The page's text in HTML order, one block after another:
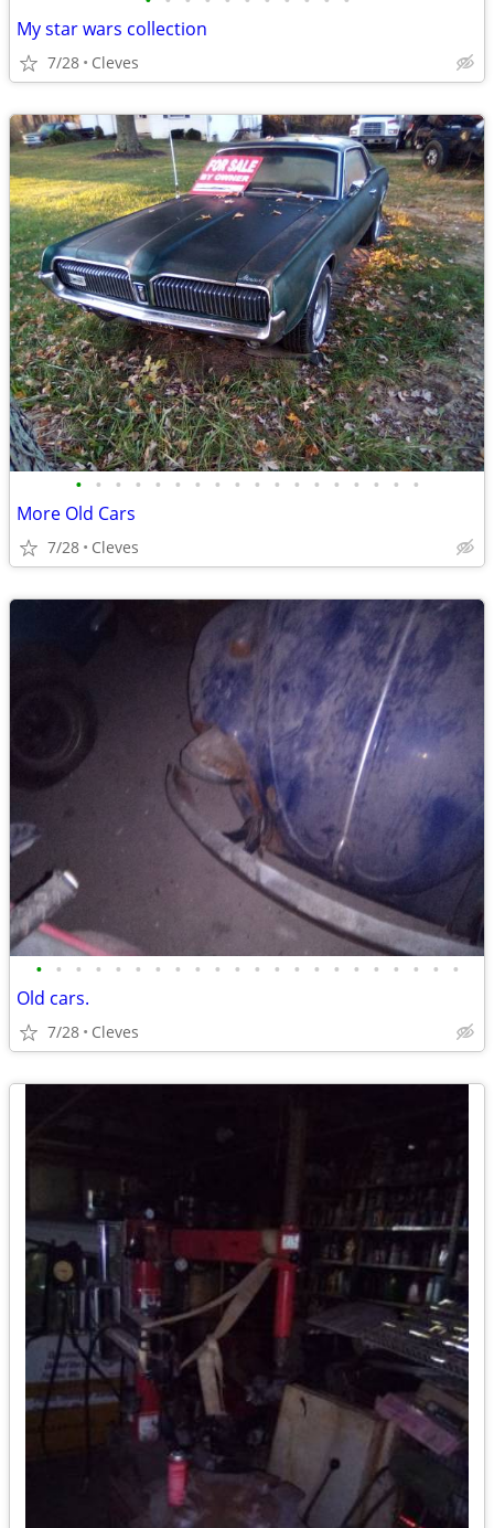
My star wars collection
7/28 Cleves
• • • • • • • • • • • • • • • • • •
More Old Cars
7/28 Cleves
• • • • • • • • • • • • • • • • • • • • • •
Old cars.
7/28 Cleves